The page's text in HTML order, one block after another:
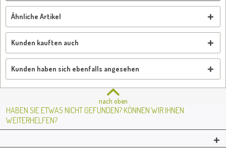
Ähnliche Artikel
Kunden kauften auch
Kunden haben sich ebenfalls angesehen
nach oben
HABEN SIE ETWAS NICHT GEFUNDEN? KÖNNEN WIR IHNEN
WEITERHELFEN?